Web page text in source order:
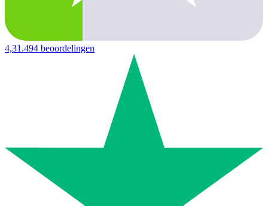
4,31.494 beoordelingen